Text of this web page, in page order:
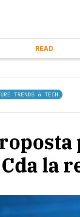
READ
TRENDS & TECH
la